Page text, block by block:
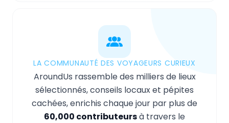
LA COMMUNAUTÉ DES VOYAGEURS CURIEUX
AroundUs rassemble des milliers de lieux
sélectionnés, conseils locaux et pépites
cachées, enrichis chaque jour par plus de
60,000 contributeursà travers le